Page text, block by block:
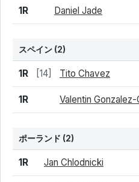
1R Daniel Jade
スペイン (2)
結果 シード 選手名
1R [14] Tito Chavez
1R Valentin Gonzalez-
ポーランド (2)
結果 シード 選手名
1R Jan Chlodnicki